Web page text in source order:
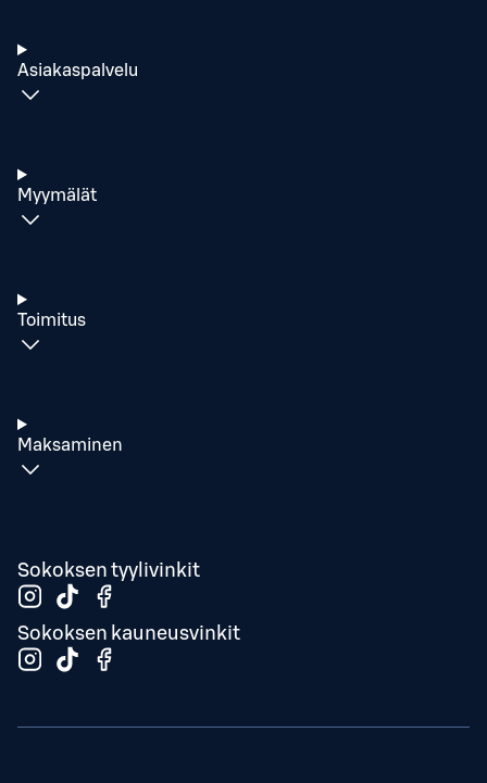
Asiakaspalvelu
Myymälät
Toimitus
Maksaminen
Sokoksen tyylivinkit
Sokoksen kauneusvinkit